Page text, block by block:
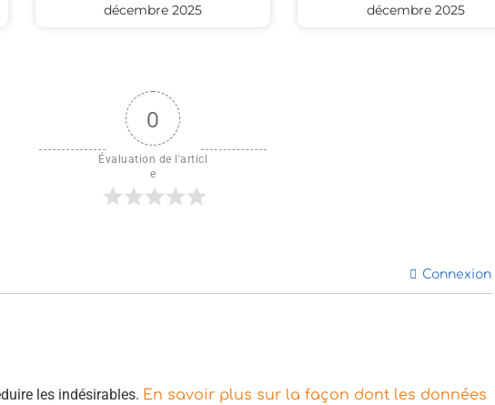
décembre 2025
décembre 2025
0
Évaluation de l'articl
e
Connexion
les indésirables. En savoir plus sur la façon dont les données